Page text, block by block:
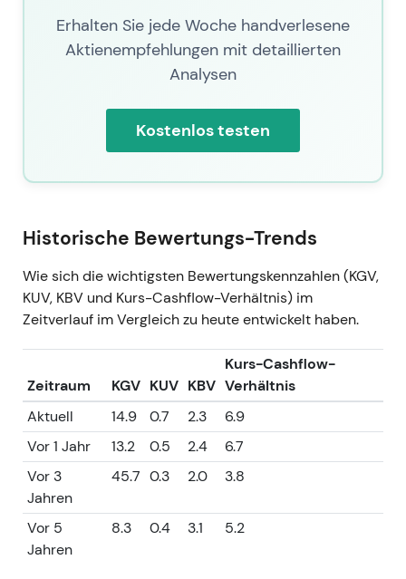
Erhalten Sie jede Woche handverlesene
Aktienempfehlungen mit detaillierten
Analysen
Kostenlos testen
Historische Bewertungs-Trends
Wie sich die wichtigsten Bewertungskennzahlen (KGV,
KUV, KBV und Kurs-Cashflow-Verhältnis) im
Zeitverlauf im Vergleich zu heute entwickelt haben.
Zeitraum KGV KUV KBV
Kurs-Cashflow-
Verhältnis
Aktuell
14.9 0.7 2.3
6.9
Vor 1 Jahr
13.2 0.5 2.4
6.7
Vor 3
Jahren
45.7 0.3 2.0 3.8
Vor 5
Jahren
8.3 0.4 3.1 5.2